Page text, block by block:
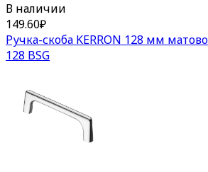
В наличии
149.60₽
Ручка-скоба KERRON 128 мм
128 BSG